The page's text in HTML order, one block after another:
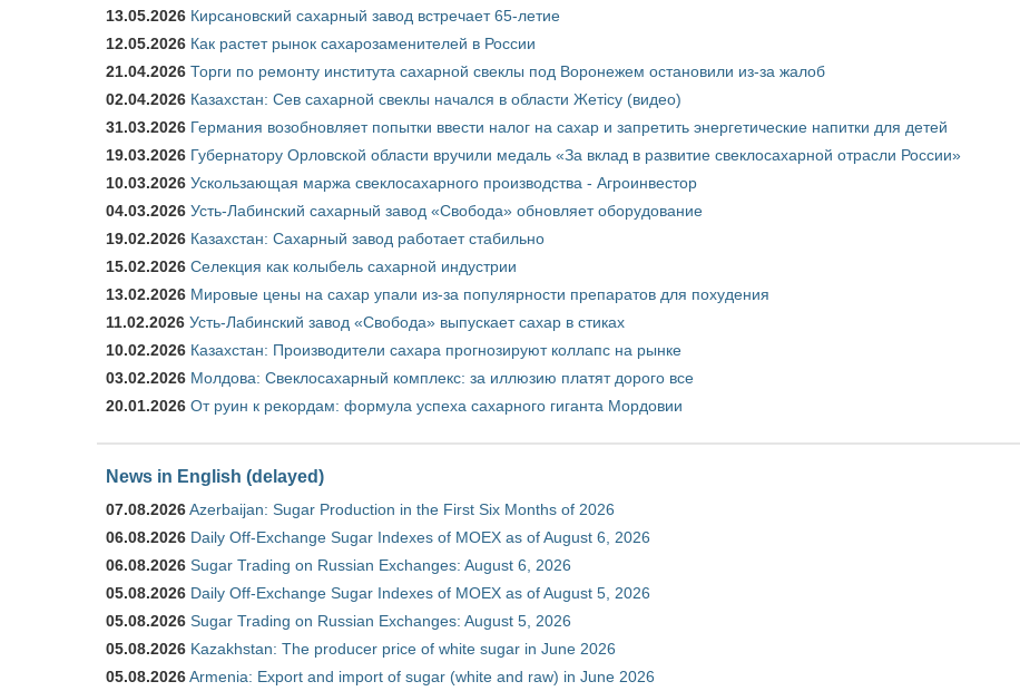
13.05.2026 Кирсановский сахарный завод встречает 65-летие
12.05.2026 Как растет рынок сахарозаменителей в России
21.04.2026 Торги по ремонту института сахарной свеклы под Воронежем остановили из-за жалоб
02.04.2026 Казахстан: Сев сахарной свеклы начался в области Жетісу (видео)
31.03.2026 Германия возобновляет попытки ввести налог на сахар и запретить энергетические напитки для детей
19.03.2026 Губернатору Орловской области вручили медаль «За вклад в развитие свеклосахарной отрасли России»
10.03.2026 Ускользающая маржа свеклосахарного производства - Агроинвестор
04.03.2026 Усть-Лабинский сахарный завод «Свобода» обновляет оборудование
19.02.2026 Казахстан: Сахарный завод работает стабильно
15.02.2026 Селекция как колыбель сахарной индустрии
13.02.2026 Мировые цены на сахар упали из-за популярности препаратов для похудения
11.02.2026 Усть-Лабинский завод «Свобода» выпускает сахар в стиках
10.02.2026 Казахстан: Производители сахара прогнозируют коллапс на рынке
03.02.2026 Молдова: Свеклосахарный комплекс: за иллюзию платят дорого все
20.01.2026 От руин к рекордам: формула успеха сахарного гиганта Мордовии
News in English (delayed)
07.08.2026Azerbaijan: Sugar Production in the First Six Months of 2026
06.08.2026 Daily Off-Exchange Sugar Indexes of MOEX as of August 6, 2026
06.08.2026 Sugar Trading on Russian Exchanges: August 6, 2026
05.08.2026 Daily Off-Exchange Sugar Indexes of MOEX as of August 5, 2026
05.08.2026 Sugar Trading on Russian Exchanges: August 5, 2026
05.08.2026 Kazakhstan: The producer price of white sugar in June 2026
05.08.2026Armenia: Export and import of sugar (white and raw) in June 2026